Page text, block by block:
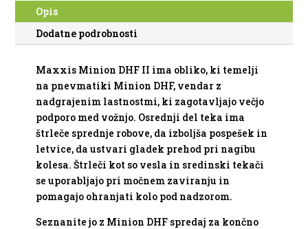
DD
3CT
120X2F
Opis
Dodatne podrobnosti
Maxxis Minion DHF II ima obliko, ki temelji
na pnevmatiki Minion DHF, vendar z
nadgrajenim lastnostmi, ki zagotavljajo večjo
podporo med vožnjo. Osrednji del teka ima
štrleče sprednje robove, da izboljša pospešek in
letvice, da ustvari gladek prehod pri nagibu
kolesa.Štrleči kot so vesla in sredinski tekači
se uporabljajo pri močnem zaviranju in
pomagajo ohranjati kolo pod nadzorom.
Seznanite jo z Minion DHF spredaj za končno